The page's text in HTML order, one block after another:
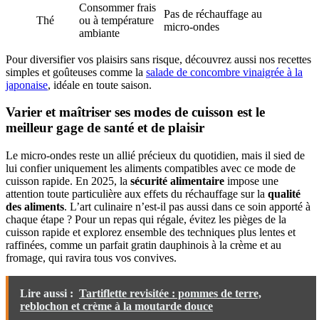
Thé
Consommer frais
ou à température
ambiante
Pas de réchauffage au
micro-ondes
Pour diversifier vos plaisirs sans risque, découvrez aussi nos recettes
simples et goûteuses comme la salade de concombre vinaigrée à la
japonaise, idéale en toute saison.
Varier et maîtriser ses modes de cuisson est le
meilleur gage de santé et de plaisir
Le micro-ondes reste un allié précieux du quotidien, mais il sied de
lui confier uniquement les aliments compatibles avec ce mode de
cuisson rapide. En 2025, la sécurité alimentaire impose une
attention toute particulière aux effets du réchauffage sur la qualité
des aliments. L’art culinaire n’est-il pas aussi dans ce soin apporté à
chaque étape ? Pour un repas qui régale, évitez les pièges de la
cuisson rapide et explorez ensemble des techniques plus lentes et
raffinées, comme un parfait gratin dauphinois à la crème et au
fromage, qui ravira tous vos convives.
Lire aussi : Tartiflette revisitée : pommes de terre,
reblochon et crème à la moutarde douce